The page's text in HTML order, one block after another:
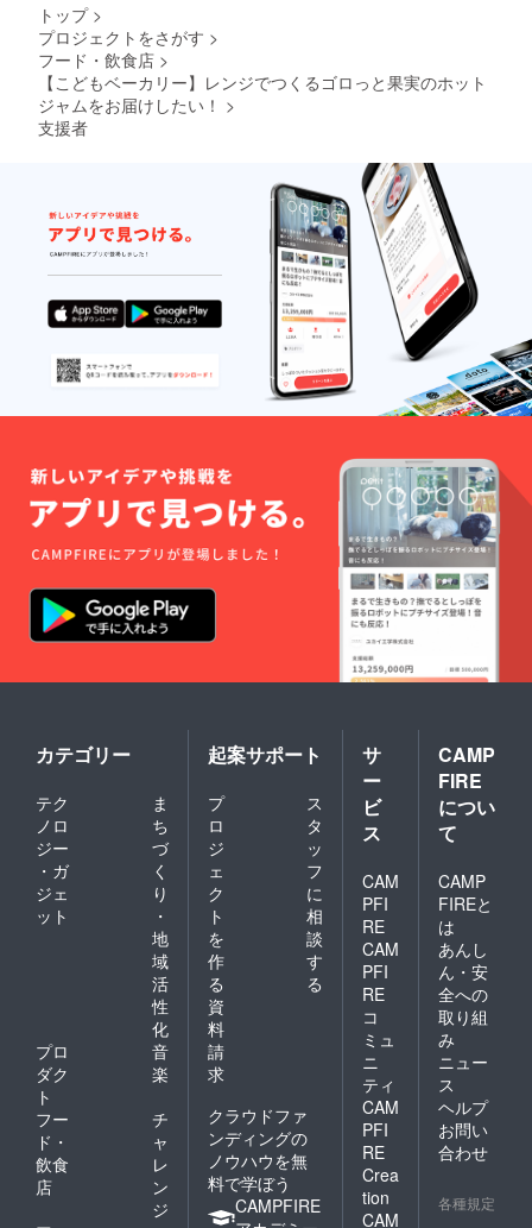
トップ >
プロジェクトをさがす >
フード・飲食店 >
【こどもベーカリー】レンジでつくるゴロっと果実のホット
ジャムをお届けしたい！ >
支援者
カテゴリー
テク
ノロ
ジー
・ガ
ジェ
ット
ま
ち
づ
く
り
・
地
域
活
性
化
プロ
ダク
ト
音
楽
フー
ド・
飲食
店
チ
ャ
レ
ン
ジ
起案サポート
プ
ロ
ジ
ェ
ク
ト
を
作
る
ス
タ
ッ
フ
に
相
談
す
る
資
料
請
求
クラウドファ
ンディングの
ノウハウを無
料で学ぼう
CAMPFIRE
サ
ー
ビ
ス
CAM
PFI
RE
CAM
PFI
RE
コ
ミュ
ニ
ティ
CAM
PFI
RE
Crea
tion
CAM
CAMP
FIRE
につい
て
CAMP
FIREと
は
あんし
ん・安
全への
取り組
み
ニュー
ス
ヘルプ
お問い
合わせ
各種規定